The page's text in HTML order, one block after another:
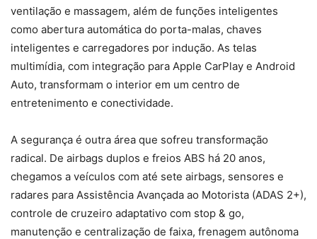
ventilação e massagem, além de funções inteligentes
como abertura automática do porta-malas, chaves
inteligentes e carregadores por indução. As telas
multimídia, com integração para Apple CarPlay e Android
Auto, transformam o interior em um centro de
entretenimento e conectividade.
A segurança é outra área que sofreu transformação
radical. De airbags duplos e freios ABS há 20 anos,
chegamos a veículos com até sete airbags, sensores e
radares para Assistência Avançada ao Motorista (ADAS 2+),
controle de cruzeiro adaptativo com stop & go,
manutenção e centralização de faixa, frenagem autônoma